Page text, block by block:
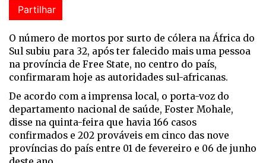
Partilhar
O número de mortos por surto de cólera na África do
Sul subiu para 32, após ter falecido mais uma pessoa
na província de Free State, no centro do país,
confirmaram hoje as autoridades sul-africanas.
De acordo com a imprensa local, o porta-voz do
departamento nacional de saúde, Foster Mohale,
disse na quinta-feira que havia 166 casos
confirmados e 202 prováveis em cinco das nove
províncias do país entre 01 de fevereiro e 06 de junho